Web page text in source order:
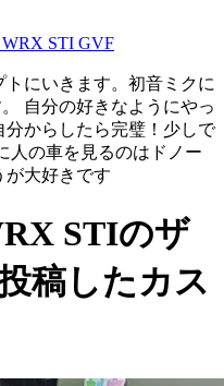
STI GVF
にいきます。初音ミクに
自分の好きなようにやっ
からしたら完璧！少しで
人の車を見るのはドノー
が大好きです
STIのザ
稿したカス